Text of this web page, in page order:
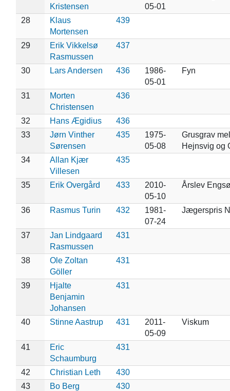
Kristensen
05-01
28
Klaus
Mortensen
439
29
Erik Vikkelsø
Rasmussen
437
30 Lars Andersen 436
1986-
05-01
Fyn
31
Morten
Christensen
436
32 Hans Ægidius
436
33
Jørn Vinther
Sørensen
435
1975-
05-08
Grusgrav
Hejnsvig og
34
Allan Kjær
Villesen
435
35 Erik Overgård 433
2010-
05-10
Årslev
36 Rasmus Turin 432
1981-
07-24
Jægerspris
37
Jan Lindgaard
Rasmussen
431
38
Ole Zoltan
Göller
431
39
Hjalte
Benjamin
Johansen
431
40 Stinne Aastrup 431
2011-
05-09
Viskum
41
Eric
Schaumburg
431
42 Christian Leth
430
43
Bo Berg
430